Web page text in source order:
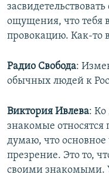
ощущения, что тебя
провокацию. Как-то
Радио Свобода:
обычных людей к
Виктория Ивлева:
знакомые
думаю, что основное
презрение. Это то,
своими знакомыми.